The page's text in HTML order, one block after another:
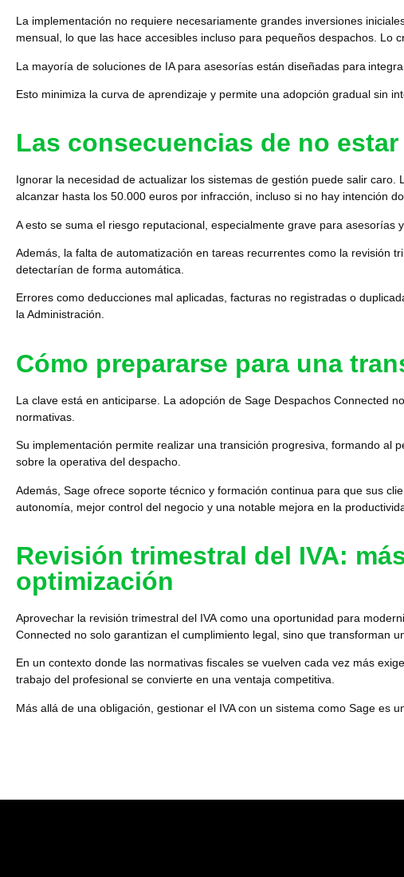
La implementación no requiere necesariamente grandes inversiones
mensual , lo que las hace accesibles incluso para pequeños despachos. Lo
La mayoría de soluciones de IA para asesorías están diseñadas para
Esto minimiza la curva de aprendizaje y permite una adopción gradual sin
Las consecuencias de no
Ignorar la necesidad de actualizar los sistemas de gestión puede salir
alcanzar hasta los 50.000 euros por infracción, incluso si no hay intención
A esto se suma el riesgo reputacional, especialmente grave para asesorías
Además, la falta de automatización en tareas recurrentes como la revisión
detectarían de forma automática.
Errores como deducciones mal aplicadas, facturas no registradas o
la Administración.
Cómo prepararse para una
La clave está en anticiparse. La adopción de Sage Despachos Connected
normativas.
Su implementación permite realizar una transición progresiva, formando al
sobre la operativa del despacho.
Además, Sage ofrece soporte técnico y formación continua para que sus
autonomía, mejor control del negocio y una notable mejora en la
Revisión trimestral del IVA:
optimización
Aprovechar la revisión trimestral del IVA como una oportunidad para
Connected no solo garantizan el cumplimiento legal, sino que transforman
En un contexto donde las normativas fiscales se vuelven cada vez más
trabajo del profesional se convierte en una ventaja competitiva.
Más allá de una obligación, gestionar el IVA con un sistema como Sage es